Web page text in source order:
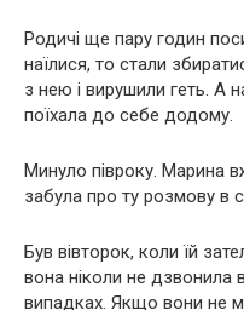
Родичі ще пару годин
наїлися, то стали
з нею і вирушили геть. А
поїхала до себе додому.
Минуло півроку. Марина
забула про ту розмову в
Був вівторок, коли їй
вона ніколи не дзвонила
випадках. Якщо вони не